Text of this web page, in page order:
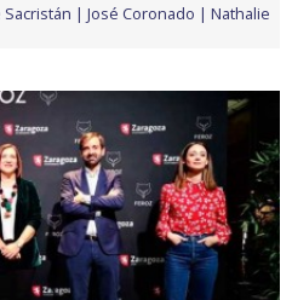
Sacristán José Coronado
Nathalie